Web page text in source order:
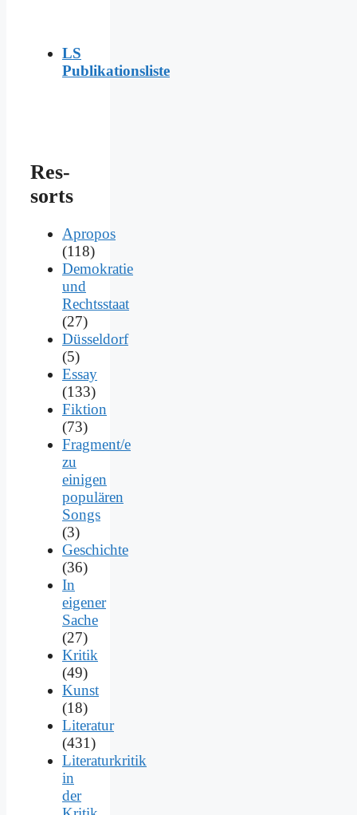
LS
Publikationsliste
Res­
sorts
Apropos
(118)
Demokratie
und
Rechtsstaat
(27)
Düsseldorf
(5)
Essay
(133)
Fiktion
(73)
Fragment/e
zu
einigen
populären
Songs
(3)
Geschichte
(36)
In
eigener
Sache
(27)
Kritik
(49)
Kunst
(18)
Literatur
(431)
Literaturkritik
in
der